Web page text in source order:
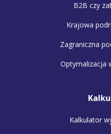
B2B czy
Krajowa
Zagraniczna
Optymalizacja
Kalkulator